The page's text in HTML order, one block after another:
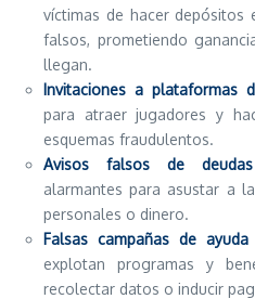
víctimas de hacer
falsos, prometiendo
llegan.
Invitaciones a plataformas
para atraer jugadores y
esquemas fraudulentos.
Avisos falsos de
alarmantes para asustar a
personales o dinero.
Falsas campañas de ayuda
explotan programas y
recolectar datos o inducir